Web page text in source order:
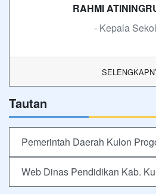
RAHMI
- Kepala
Tautan
Pemerintah Daerah Kulon
Web Dinas Pendidikan Kab.